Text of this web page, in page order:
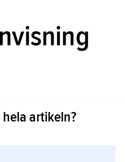
artikeln?